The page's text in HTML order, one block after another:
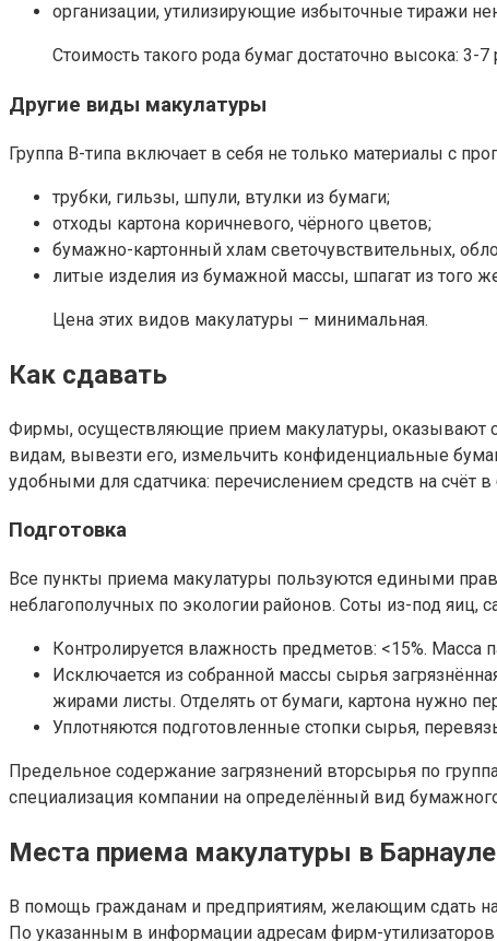
организации, утилизирующие избыточные тиражи
Стоимость такого рода бумаг достаточно высока: 3-7
Другие виды макулатуры
Группа В-типа включает в себя не только материалы с
трубки, гильзы, шпули, втулки из бумаги;
отходы картона коричневого, чёрного цветов;
бумажно-картонный хлам светочувствительных,
литые изделия из бумажной массы, шпагат из того
Цена этих видов макулатуры – минимальная.
Как сдавать
Фирмы, осуществляющие прием макулатуры, оказывают
видам, вывезти его, измельчить конфиденциальные
удобными для сдатчика: перечислением средств на счёт
Подготовка
Все пункты приема макулатуры пользуются едиными
неблагополучных по экологии районов. Соты из-под яиц,
Контролируется влажность предметов: <15%. Масса
Исключается из собранной массы сырья
жирами листы. Отделять от бумаги, картона нужно
Уплотняются подготовленные стопки сырья,
Предельное содержание загрязнений вторсырья по
специализация компании на определённый вид
Места приема макулатуры в Барнауле
В помощь гражданам и предприятиям, желающим сдать
По указанным в информации адресам фирм-